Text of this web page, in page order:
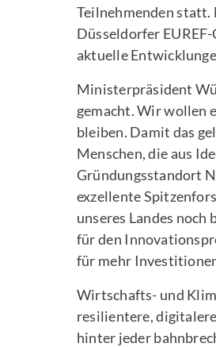
Teilnehmenden
Düsseldorfer
aktuelle
Ministerpräsident
gemacht. Wir wollen
bleiben. Damit das
Menschen, die aus
Gründungsstandort
exzellente
unseres Landes
für den
für mehr
Wirtschafts- und
resilientere,
hinter jeder